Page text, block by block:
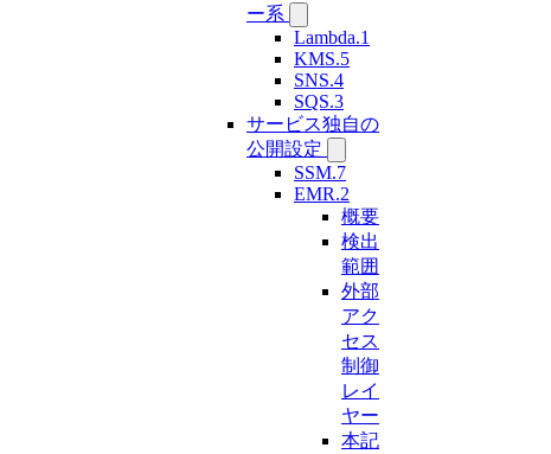
ー系
Lambda.1
KMS.5
SNS.4
SQS.3
サービス独自の
公開設定
SSM.7
EMR.2
概要
検出
範囲
外部
アク
セス
制御
レイ
ヤー
本記